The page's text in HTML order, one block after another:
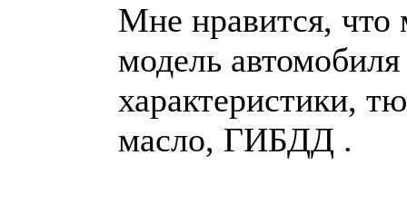
Мне нравится,
модель
характеристики,
масло, ГИБДД .